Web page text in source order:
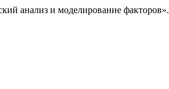
анализ и моделирование факторов».